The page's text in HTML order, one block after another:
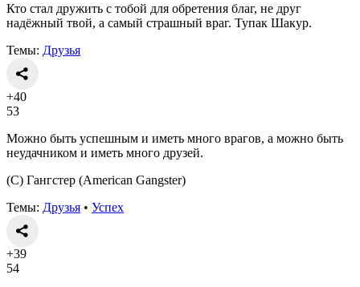
Кто стал дружить с тобой для обретения благ, не друг
надёжный твой, а самый страшный враг. Тупак Шакур.
Темы: Друзья
+40
53
Можно быть успешным и иметь много врагов, а можно быть
неудачником и иметь много друзей.
(С) Гангстер (American Gangster)
Темы: Друзья • Успех
+39
54